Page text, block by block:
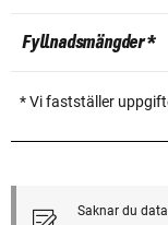
Fyllnadsmängder *
* Vi fastställer
Saknar du